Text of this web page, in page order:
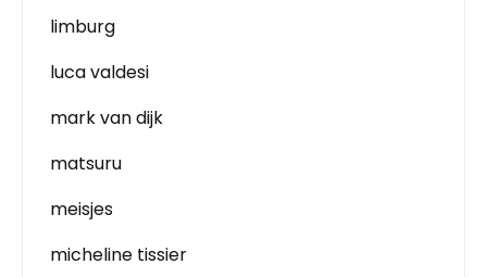
limburg
luca valdesi
mark van dijk
matsuru
meisjes
micheline tissier